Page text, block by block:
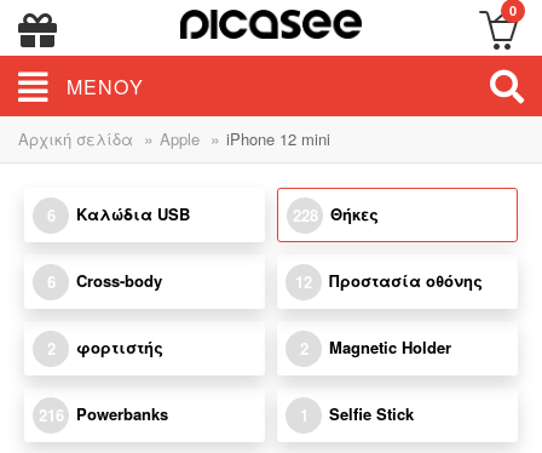
0
ΜΕΝΟΎ
Αρχική σελίδα » Apple » iPhone 12 mini
6 Καλώδια USB 228 Θήκες
6 Cross-body 12 Προστασία οθόνης
2 φορτιστής 2 Magnetic Holder
216 Powerbanks 1 Selfie Stick